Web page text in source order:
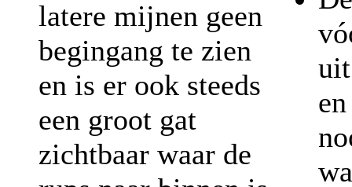
latere mijnen geen
begingang te zien
en is er ook steeds
een groot gat
zichtbaar waar de